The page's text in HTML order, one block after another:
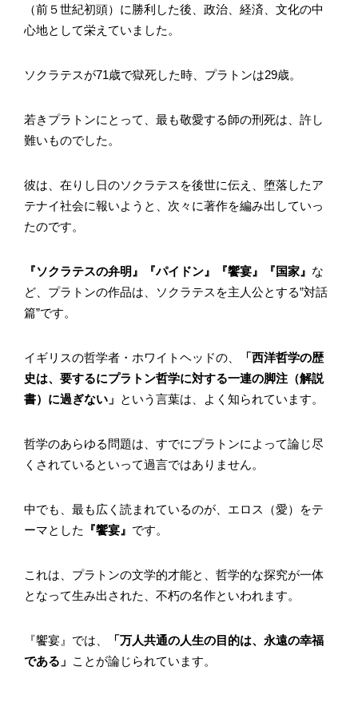
（前５世紀初頭）に勝利した後、政治、経済、文化の中
心地として栄えていました。
ソクラテスが71歳で獄死した時、プラトンは29歳。
若きプラトンにとって、最も敬愛する師の刑死は、許し
難いものでした。
彼は、在りし日のソクラテスを後世に伝え、堕落したア
テナイ社会に報いようと、次々に著作を編み出していっ
たのです。
『ソクラテスの弁明』『パイドン』『饗宴』『国家』 な
ど、プラトンの作品は、ソクラテスを主人公とする”対話
篇”です。
イギリスの哲学者・ホワイトヘッドの、
「西洋哲学の歴
史は、要するにプラトン哲学に対する一連の脚注（解説
書）に過ぎない」 という言葉は、よく知られています。
哲学のあらゆる問題は、すでにプラトンによって論じ尽
くされているといって過言ではありません。
中でも、最も広く読まれているのが、エロス（愛）をテ
ーマとした
『饗宴』 です。
これは、プラトンの文学的才能と、哲学的な探究が一体
となって生み出された、不朽の名作といわれます。
『饗宴』では、
「万人共通の人生の目的は、永遠の幸福
である」 ことが論じられています。